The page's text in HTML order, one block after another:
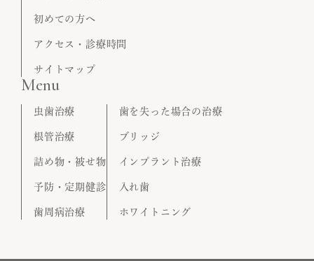
初めての方へ
アクセス・診療時間
サイトマップ
Menu
虫歯治療
根管治療
詰め物・被せ物
予防・定期健診
歯周病治療
歯を失った場合の治療
ブリッジ
インプラント治療
入れ歯
ホワイトニング